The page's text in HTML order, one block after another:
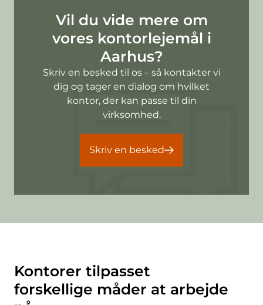
Vil du vide mere om
vores kontorlejemål i
Aarhus?
Skriv en besked til os – så kontakter vi
dig og tager en dialog om hvilket
kontor, der kan passe til din
virksomhed.
Skriv en besked
Kontorer tilpasset
forskellige måder at arbejde